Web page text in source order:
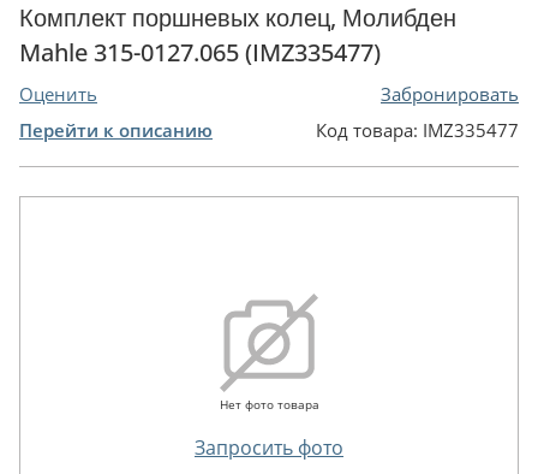
Комплект поршневых колец, Молибден
Mahle 315-0127.065 (IMZ335477)
Оценить
Забронировать
Перейти к описанию
Код товара: IMZ335477
Нет фото товара
Запросить фото